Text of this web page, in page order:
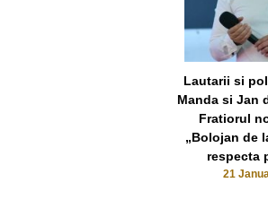
Lautarii si
Manda si Jan
Fratiorul
„Bolojan de
respecta
21